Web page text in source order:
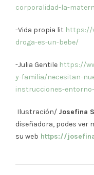
corporalidad-la-
-Vida propia lit https://
droga-es-un-bebe/
-Julia Gentile https://
y-familia/necesitan-
instrucciones-
Ilustración/ Josefina
diseñadora, podes ver
su web https://